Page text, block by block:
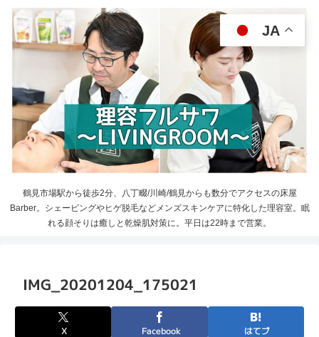
鶴見市場駅から徒歩2分、八丁畷/川崎/鶴見からも数分でアクセスの床屋
Barber。シェービングやヒゲ脱毛などメンズスキンケアに特化した理容室。眠
れる顔そりは癒しと乾燥肌対策に。平日は22時まで営業。
IMG_20201204_175021
X Facebook はてブ
JA